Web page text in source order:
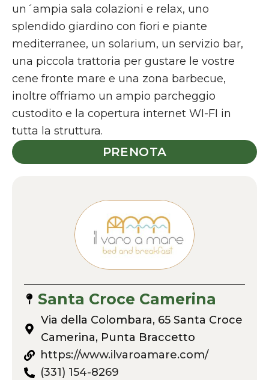
un´ampia sala colazioni e relax, uno
splendido giardino con fiori e piante
mediterranee, un solarium, un servizio bar,
una piccola trattoria per gustare le vostre
cene fronte mare e una zona barbecue,
inoltre offriamo un ampio parcheggio
custodito e la copertura internet WI-FI in
tutta la struttura.
PRENOTA
Santa Croce Camerina
Via della Colombara, 65 Santa Croce
Camerina, Punta Braccetto
https://www.ilvaroamare.com/
(331) 154-8269